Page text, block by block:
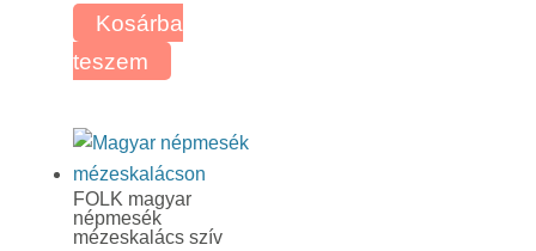
Kosárba
teszem
FOLK magyar
népmesék
mézeskalács szív